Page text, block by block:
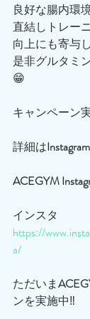
良好な腸内環
直結しトレー
向上にも寄与
是非グルタミ
😁
キャンペーン
詳細はInstagram
ACEGYM
インスタ
https://
a/
ただいま
ンを実施中‼️